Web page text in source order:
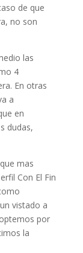
de que
no son
las
4
En otras
a
en
dudas,
mas
Con El Fin
vistado a
por
la